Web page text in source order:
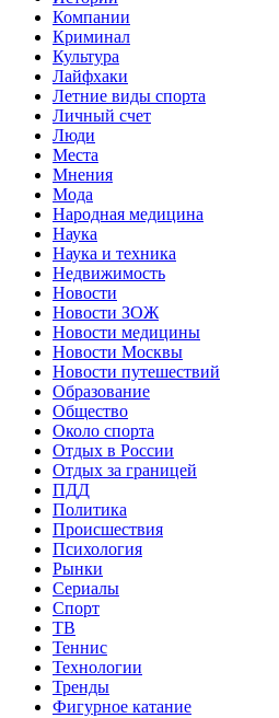
Компании
Криминал
Культура
Лайфхаки
Летние виды спорта
Личный счет
Люди
Места
Мнения
Мода
Народная медицина
Наука
Наука и техника
Недвижимость
Новости
Новости ЗОЖ
Новости медицины
Новости Москвы
Новости путешествий
Образование
Общество
Около спорта
Отдых в России
Отдых за границей
ПДД
Политика
Происшествия
Психология
Рынки
Сериалы
Спорт
ТВ
Теннис
Технологии
Тренды
Фигурное катание